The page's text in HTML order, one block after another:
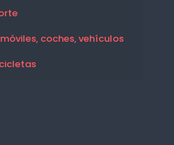
coches, vehículos